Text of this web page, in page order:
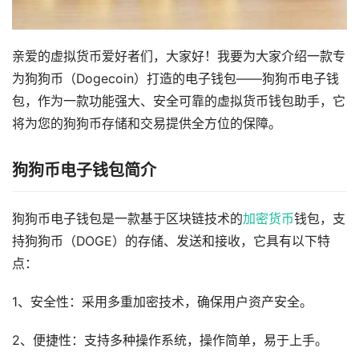
亲爱的虚拟货币爱好者们，大家好！我要为大家介绍一款专
为狗狗币（Dogecoin）打造的电子钱包——狗狗币电子钱
包，作为一款功能强大、安全可靠的虚拟货币钱包助手，它
将为您的狗狗币存储和交易提供全方位的保障。
狗狗币电子钱包简介
狗狗币电子钱包是一款基于区块链技术的加密货币钱包，支
持狗狗币（DOGE）的存储、发送和接收，它具有以下特
点：
1、安全性：采用多重加密技术，确保用户资产安全。
2、便捷性：支持多种操作系统，操作简单，易于上手。